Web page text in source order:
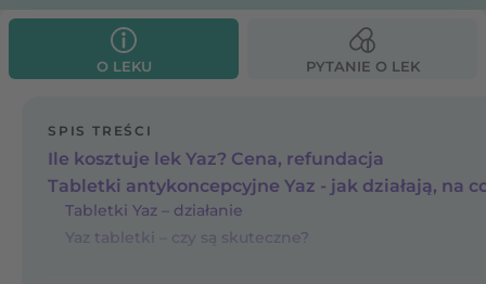
O LEKU PYTANIE O LEK
SPIS TREŚCI
Ile kosztuje lek Yaz? Cena, refundacja
Tabletki antykoncepcyjne Yaz - jak działają, na
Tabletki Yaz – działanie
Yaz tabletki – czy są skuteczne?